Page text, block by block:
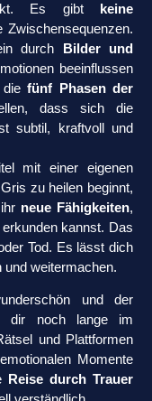
Es gibt
keine
Zwischensequenzen.
durch
Bilder und
beeinflussen
fünf Phasen der
dass sich die
subtil, kraftvoll und
mit einer eigenen
zu heilen beginnt,
neue Fähigkeiten,
kannst. Das
Tod. Es lässt dich
und weitermachen.
und der
dir noch lange im
und Plattformen
Momente
Reise durch Trauer